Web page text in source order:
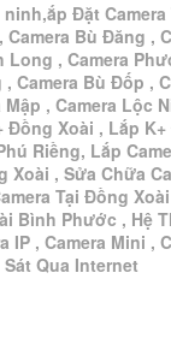
Đặt
Camera Bù Đăng ,
Long , Camera
Camera Bù Đốp ,
Mập , Camera Lộc
Đồng Xoài , Lắp
Riềng, Lắp
Xoài , Sửa Chữa
Tại Đồng
Bình Phước , Hệ
IP , Camera Mini ,
Qua Internet